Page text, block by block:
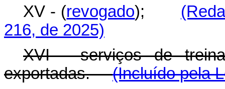
XV - (revogado);
216, de 2025)
XVI - serviços de
exportadas.(Incluído pela